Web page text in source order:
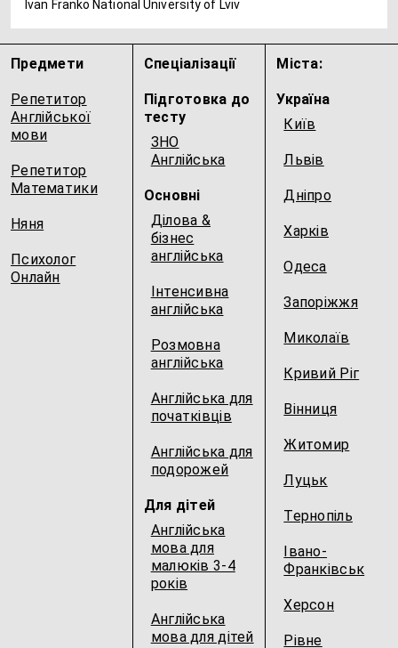
Ivan Franko National University of Lviv
Предмети
Репетитор
Англійської
мови
Репетитор
Математики
Няня
Психолог
Онлайн
Спеціалізації
Підготовка до
тесту
ЗНО
Англійська
Основні
Ділова &
бізнес
англійська
Інтенсивна
англійська
Розмовна
англійська
Англійська для
початківців
Англійська для
подорожей
Для дітей
Англійська
мова для
малюків 3-4
років
Англійська
мова для дітей
Міста:
Україна
Київ
Львів
Дніпро
Харків
Одеса
Запоріжжя
Миколаїв
Кривий Ріг
Вінниця
Житомир
Луцьк
Тернопіль
Івано-
Франківськ
Херсон
Рівне